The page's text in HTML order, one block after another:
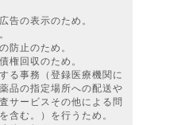
告の表示のため。
防止のため。
権回収のため。
る事務（登録医療機関に
品の指定場所への配送や
サービスその他による問
含む。）を行うため。